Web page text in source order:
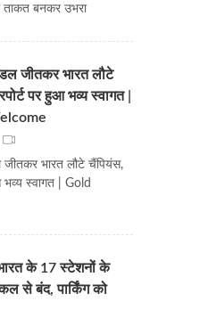
ताकत बनकर उभरा
जीतकर भारत लौटे
पर हुआ भव्य स्वागत |
भारत लौटे चैंपियंस,
भव्य स्वागत | Gold
के 17 स्टेशनों के
से बंद, पार्किंग को